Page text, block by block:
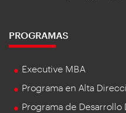
PROGRAMAS
Executive MBA
Programa en Alta
Programa de Desarrollo